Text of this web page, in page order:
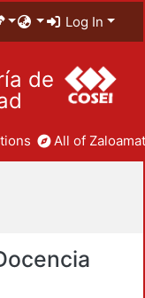
Log In
de
All of